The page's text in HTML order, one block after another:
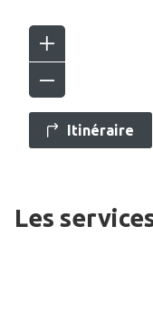
Itinéraire
Les